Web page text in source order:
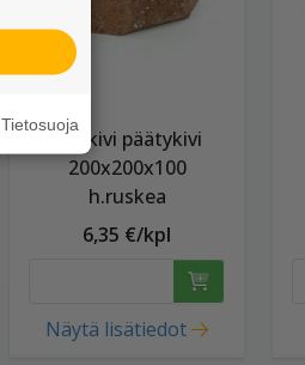
Aitakivi päätykivi
200x200x100
h.ruskea
6,35 €/kpl
Näytä lisätiedot
Tietosuoja